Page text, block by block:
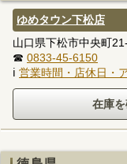
ゆめタウン下松店
山口県下松市中央町
☎ 0833-45-6150
ℹ 営業時間・店休日・